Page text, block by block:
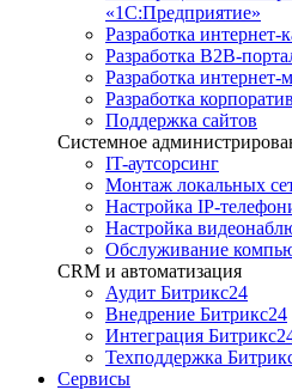
«1С:Предприятие»
Разработка интернет-
Разработка B2B-
Разработка интернет-
Разработка
Поддержка сайтов
Системное
IT-аутсорсинг
Монтаж локальных
Настройка IP-
Настройка
Обслуживание
CRM и автоматизация
Аудит Битрикс24
Внедрение Битрикс24
Интеграция
Техподдержка
Сервисы